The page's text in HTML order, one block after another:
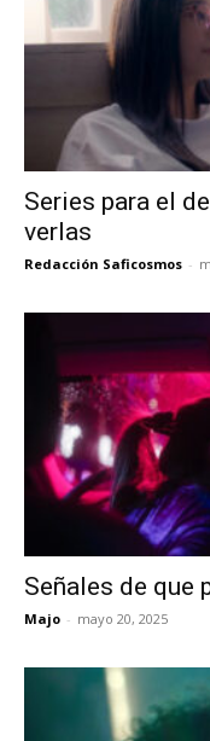
Series para el
verlas
Redacción Saficosmos -
Señales de que
Majo - mayo 20, 2025